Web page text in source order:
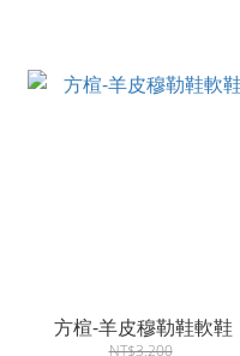
方楦-羊皮穆勒鞋軟鞋
NT$3,200